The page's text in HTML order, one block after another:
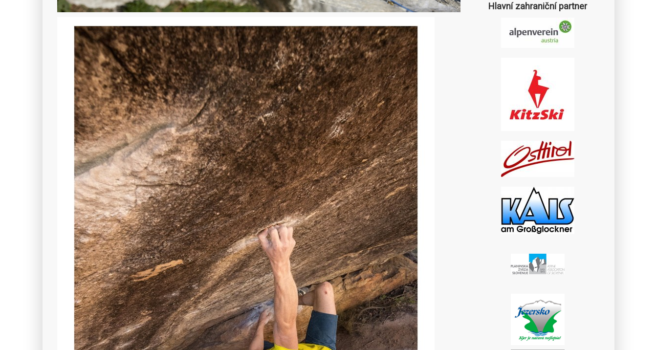
Hlavní zahraniční partner